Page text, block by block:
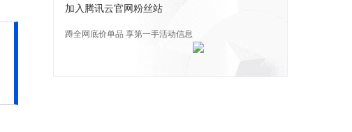
加入腾讯云官网粉丝站
蹲全网底价单品 享第一手活动信息